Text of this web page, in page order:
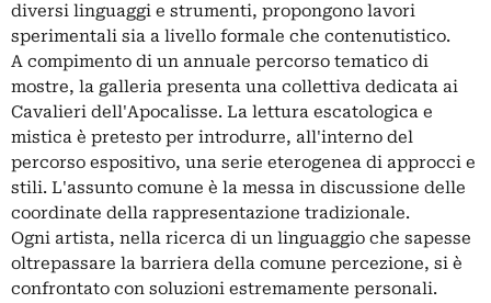
diversi linguaggi e strumenti, propongono lavori
sperimentali sia a livello formale che contenutistico.
A compimento di un annuale percorso tematico di
mostre, la galleria presenta una collettiva dedicata ai
Cavalieri dell'Apocalisse. La lettura escatologica e
mistica è pretesto per introdurre, all'interno del
percorso espositivo, una serie eterogenea di approcci e
stili. L'assunto comune è la messa in discussione delle
coordinate della rappresentazione tradizionale.
Ogni artista, nella ricerca di un linguaggio che sapesse
oltrepassare la barriera della comune percezione, si è
confrontato con soluzioni estremamente personali.